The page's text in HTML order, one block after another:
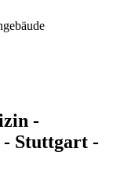
-
Stuttgart -